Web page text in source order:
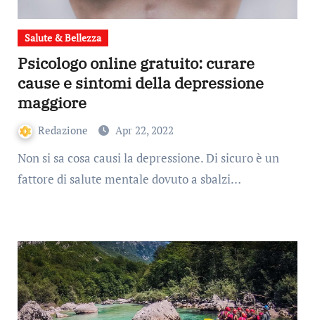
Salute & Bellezza
Psicologo online gratuito: curare
cause e sintomi della depressione
maggiore
Redazione Apr 22, 2022
Non si sa cosa causi la depressione. Di sicuro è un
fattore di salute mentale dovuto a sbalzi…